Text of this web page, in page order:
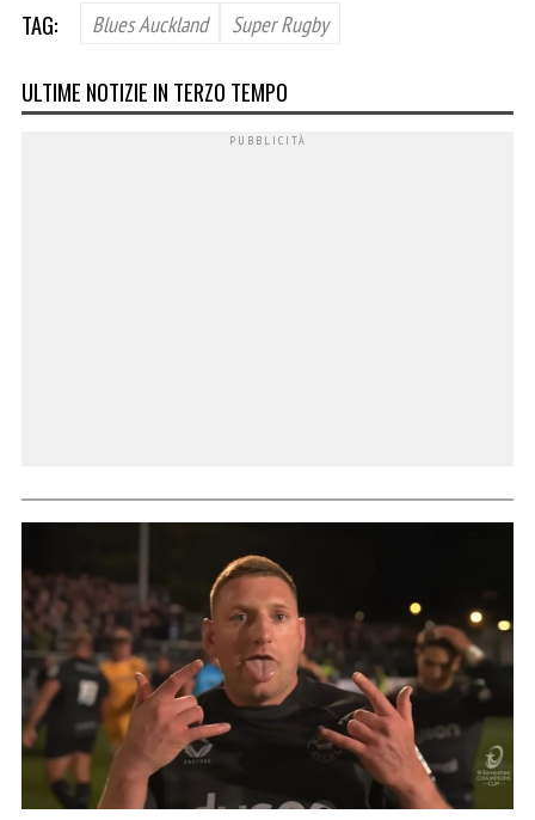
TAG: Blues Auckland Super Rugby
ULTIME NOTIZIE IN TERZO TEMPO